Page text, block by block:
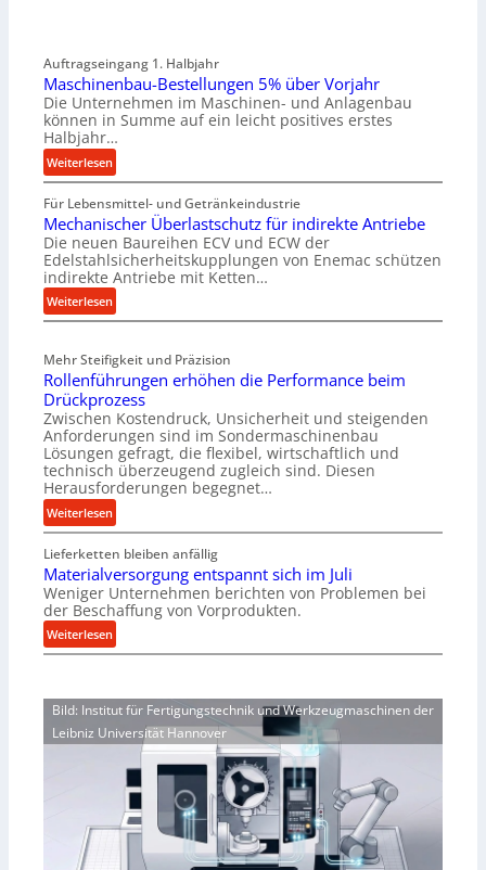
Auftragseingang 1. Halbjahr
Maschinenbau-Bestellungen 5% über Vorjahr
Die Unternehmen im Maschinen- und Anlagenbau
können in Summe auf ein leicht positives erstes
Halbjahr…
Weiterlesen:
M
a
s
c
h
i
n
e
b
a
u
-
B
e
s
t
e
l
l
u
n
g
e
5
%
ü
Für Lebensmittel- und Getränkeindustrie
Mechanischer Überlastschutz für indirekte Antriebe
Die neuen Baureihen ECV und ECW der
Edelstahlsicherheitskupplungen von Enemac schützen
indirekte Antriebe mit Ketten…
Weiterlesen:
M
c
h
a
n
i
s
c
h
e
Ü
b
e
l
t
s
Mehr Steifigkeit und Präzision
Rollenführungen erhöhen die Performance beim
Drückprozess
Zwischen Kostendruck, Unsicherheit und steigenden
Anforderungen sind im Sondermaschinenbau
Lösungen gefragt, die flexibel, wirtschaftlich und
technisch überzeugend zugleich sind. Diesen
Herausforderungen begegnet…
Weiterlesen:
R
o
l
l
e
n
f
h
r
u
Lieferketten bleiben anfällig
Materialversorgung entspannt sich im Juli
Weniger Unternehmen berichten von Problemen bei
der Beschaffung von Vorprodukten.
Weiterlesen:
M
t
e
r
Bild: Institut für Fertigungstechnik und Werkzeugmaschinen der
Leibniz Universität Hannover